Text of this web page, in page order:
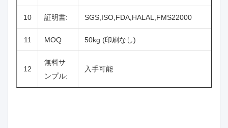
10 証明書: SGS,ISO,FDA,HALAL,FMS22000
11 MOQ 50kg (印刷なし)
12
無料サ
ンプル:
入手可能